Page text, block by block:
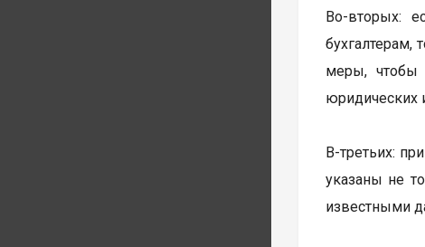
Во-вторых:
бухгалтерам,
меры, чтобы
юридических
В-третьих:
указаны не
известными